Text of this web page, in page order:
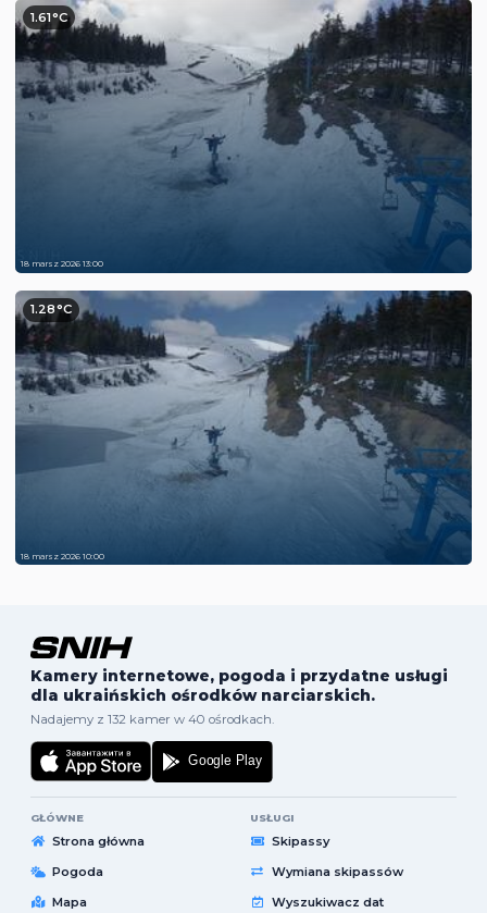
1.61°C
18 marsz 2026 13:00
1.28°C
18 marsz 2026 10:00
Kamery internetowe, pogoda i przydatne usługi
dla ukraińskich ośrodków narciarskich.
Nadajemy z 132 kamer w 40 ośrodkach.
GŁÓWNE
Strona główna
Pogoda
Mapa
USŁUGI
Skipassy
Wymiana skipassów
Wyszukiwacz dat